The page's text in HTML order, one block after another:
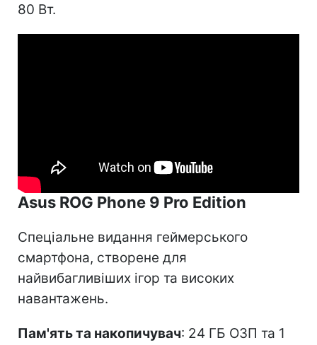
80 Вт.
Asus ROG Phone 9 Pro Edition
Спеціальне видання геймерського
смартфона, створене для
найвибагливіших ігор та високих
навантажень.
Пам'ять та накопичувач: 24 ГБ ОЗП та 1